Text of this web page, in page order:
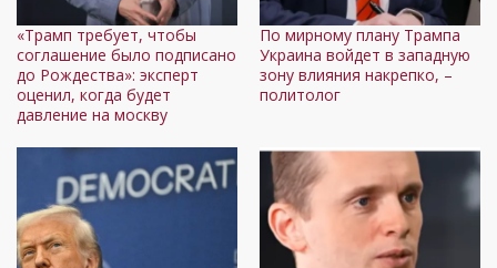
«Трамп требует, чтобы
соглашение было подписано
до Рождества»: эксперт
оценил, когда будет
давление на москву
По мирному плану Трампа
Украина войдет в западную
зону влияния накрепко, –
политолог